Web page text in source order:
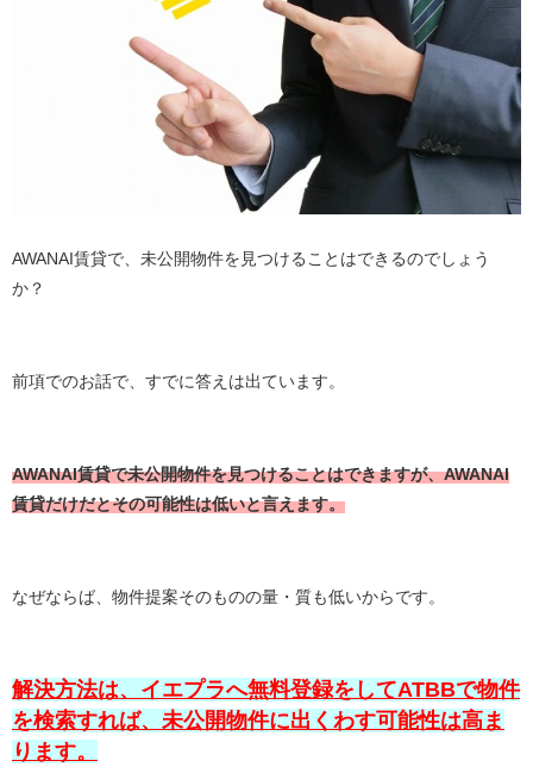
AWANAI賃貸で、未公開物件を見つけることはできるのでしょう
か？
前項でのお話で、すでに答えは出ています。
AWANAI賃貸で未公開物件を見つけることはできますが、AWANAI
賃貸だけだとその可能性は低いと言えます。
なぜならば、物件提案そのものの量・質も低いからです。
解決方法は、イエプラへ無料登録をしてATBBで物件
を検索すれば、未公開物件に出くわす可能性は高ま
ります。